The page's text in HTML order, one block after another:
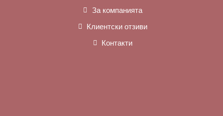
За компанията
Клиентски отзиви
Контакти